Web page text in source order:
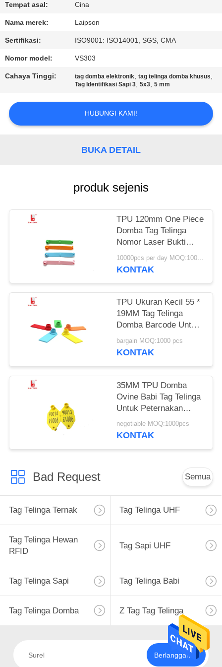
KUALITAS
HUBUNGI
KAMI
BERITA
PERMINTAAN
PENAWARAN
POLICY
Tempat asal: Cina
Nama merek: Laipson
Sertifikasi: ISO9001: ISO14001, SGS, CMA
Nomor model: VS303
Cahaya Tinggi: tag domba elektronik,tag telinga domba khusus,
Tag Identifikasi Sapi 3,5x3,5 mm
HUBUNGI KAMI!
BUKA DETAIL
produk sejenis
TPU 120mm One Piece
Domba Tag Telinga
Nomor Laser Bukti
Snag / Pencetakan
Kode Bar
10000pcs per day MOQ:1000pcs
KONTAK
TPU Ukuran Kecil 55 *
19MM Tag Telinga
Domba Barcode Untuk
Pertanian
bargain MOQ:1000 pcs
KONTAK
35MM TPU Domba
Ovine Babi Tag Telinga
Untuk Peternakan
Ternak Manajemen
Yang Baik
negotiable MOQ:1000pcs
KONTAK
Bad Request Semua
Tag Telinga Ternak Tag Telinga UHF
Tag Telinga Hewan
RFID
Tag Sapi UHF
Tag Telinga Sapi Tag Telinga Babi
Tag Telinga Domba Z Tag Tag Telinga
Berlangganan